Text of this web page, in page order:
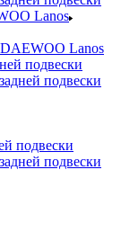
Lanos
Lanos
подвески
подвески
подвески
подвески